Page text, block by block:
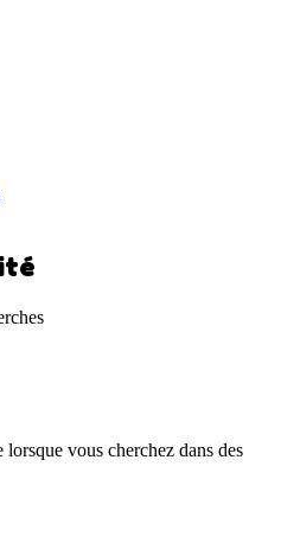
vous cherchez dans des